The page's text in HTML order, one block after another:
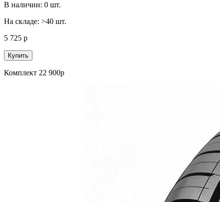
В наличии: 0 шт.
На складе: >40 шт.
5 725 р
Купить
Комплект 22 900р